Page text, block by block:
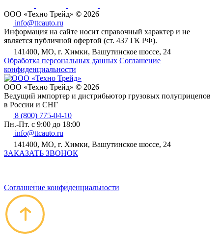
ООО «Техно Трейд» © 2026
info@ttcauto.ru
Информация на сайте носит справочный характер и не
является публичной офертой (ст. 437 ГК РФ).
141400, МО, г. Химки, Вашутинское шоссе, 24
Обработка персональных данных Соглашение
конфиденциальности
ООО «Техно Трейд» © 2026
Ведущий импортер и дистрибьютор грузовых полуприцепов
в России и СНГ
8 (800) 775-04-10
Пн.-Пт. с 9:00 до 18:00
info@ttcauto.ru
141400, МО, г. Химки, Вашутинское шоссе, 24
ЗАКАЗАТЬ ЗВОНОК
Соглашение конфиденциальности